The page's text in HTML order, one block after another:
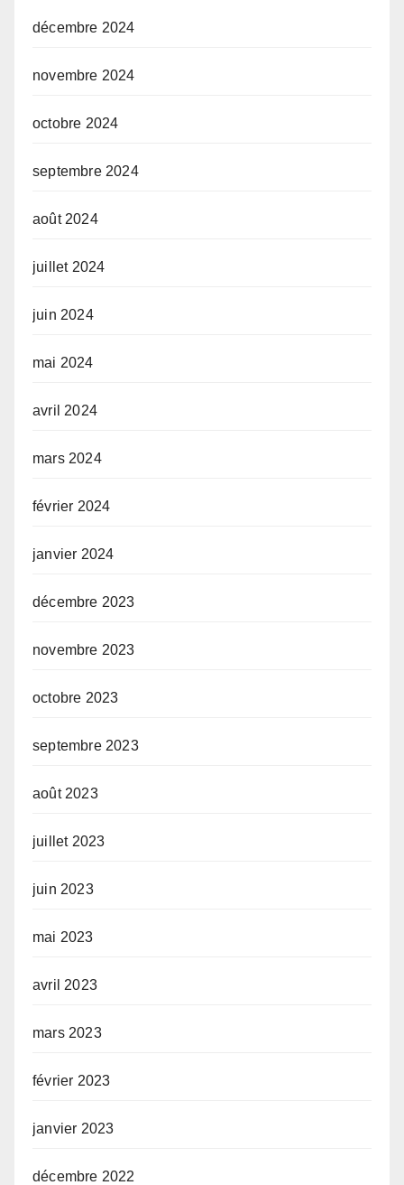
décembre 2024
novembre 2024
octobre 2024
septembre 2024
août 2024
juillet 2024
juin 2024
mai 2024
avril 2024
mars 2024
février 2024
janvier 2024
décembre 2023
novembre 2023
octobre 2023
septembre 2023
août 2023
juillet 2023
juin 2023
mai 2023
avril 2023
mars 2023
février 2023
janvier 2023
décembre 2022